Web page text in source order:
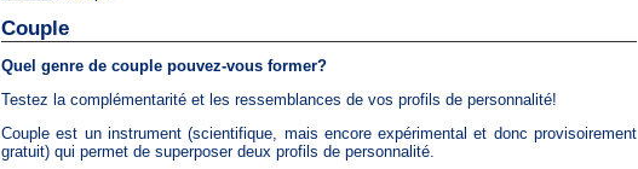
Couple
Quel genre de couple pouvez-vous former?
Testez la complémentarité et les ressemblances de vos profils de personnalité!
Couple est un instrument (scientifique, mais encore expérimental et donc provisoirement
gratuit) qui permet de superposer deux profils de personnalité.